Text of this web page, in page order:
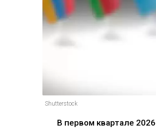
Shutterstock
В первом квартале